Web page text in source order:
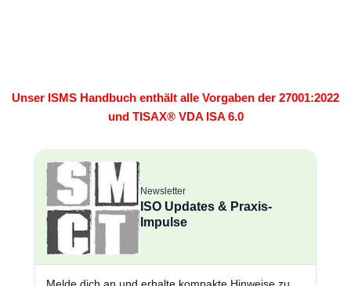
Unser ISMS Handbuch enthält alle Vorgaben der 27001:2022
und TISAX® VDA ISA 6.0
Newsletter
ISO Updates & Praxis-
Impulse